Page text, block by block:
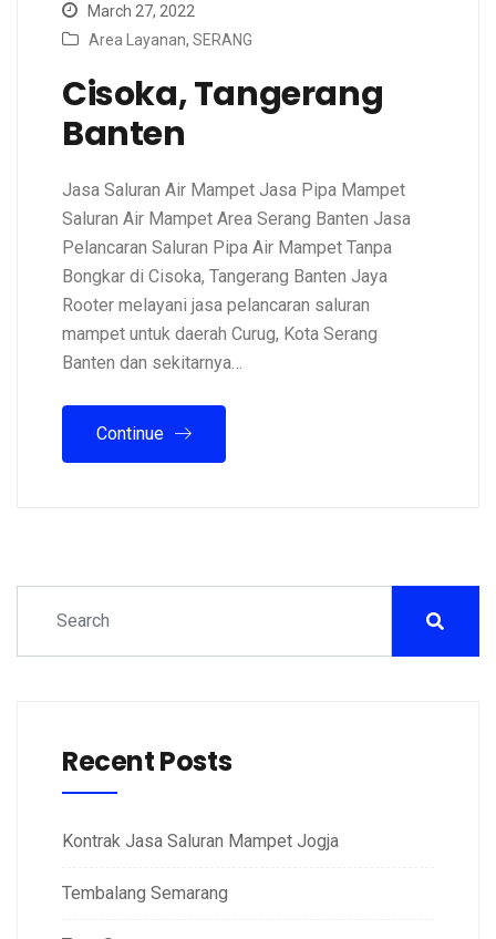
March 27, 2022
Area Layanan, SERANG
Cisoka, Tangerang
Banten
Jasa Saluran Air Mampet Jasa Pipa Mampet
Saluran Air Mampet Area Serang Banten Jasa
Pelancaran Saluran Pipa Air Mampet Tanpa
Bongkar di Cisoka, Tangerang Banten Jaya
Rooter melayani jasa pelancaran saluran
mampet untuk daerah Curug, Kota Serang
Banten dan sekitarnya…
Continue
Recent Posts
Kontrak Jasa Saluran Mampet Jogja
Tembalang Semarang